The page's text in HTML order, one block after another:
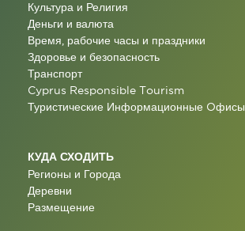
Культура и Религия
Деньги и валюта
Время, рабочие часы и праздники
Здоровье и безопасность
Транспорт
Cyprus Responsible Tourism
Туристические Информационные Oфисы
КУДА СХОДИТЬ
Регионы и Города
Деревни
Размещение